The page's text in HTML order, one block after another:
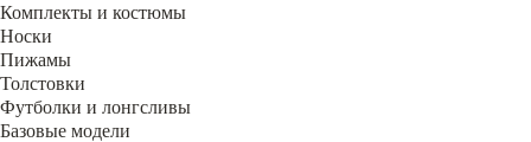
Комплекты и костюмы
Носки
Пижамы
Толстовки
Футболки и лонгсливы
Базовые модели